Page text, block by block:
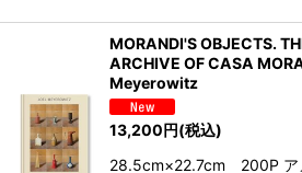
MORANDI'S OBJECTS.
ARCHIVE OF CASA
Meyerowitz
13,200 円(税込)
28.5cm×22.7cm 200P ア